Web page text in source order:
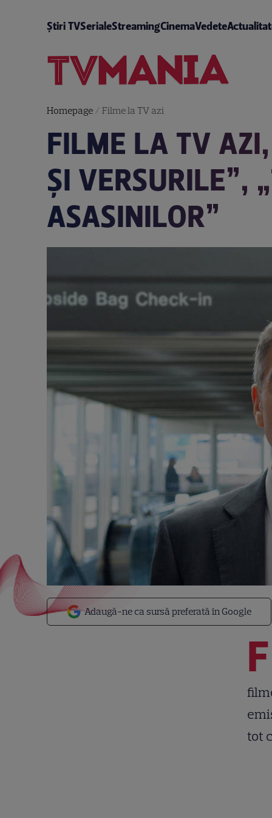
Știri TVSerialeStreamingCinemaVedete
Homepage/ Filme la TV azi
FILME LA TV
ȘI VERSURILE”,
ASASINILOR”
Adaugă-ne ca sursă preferată în Google
F
tot